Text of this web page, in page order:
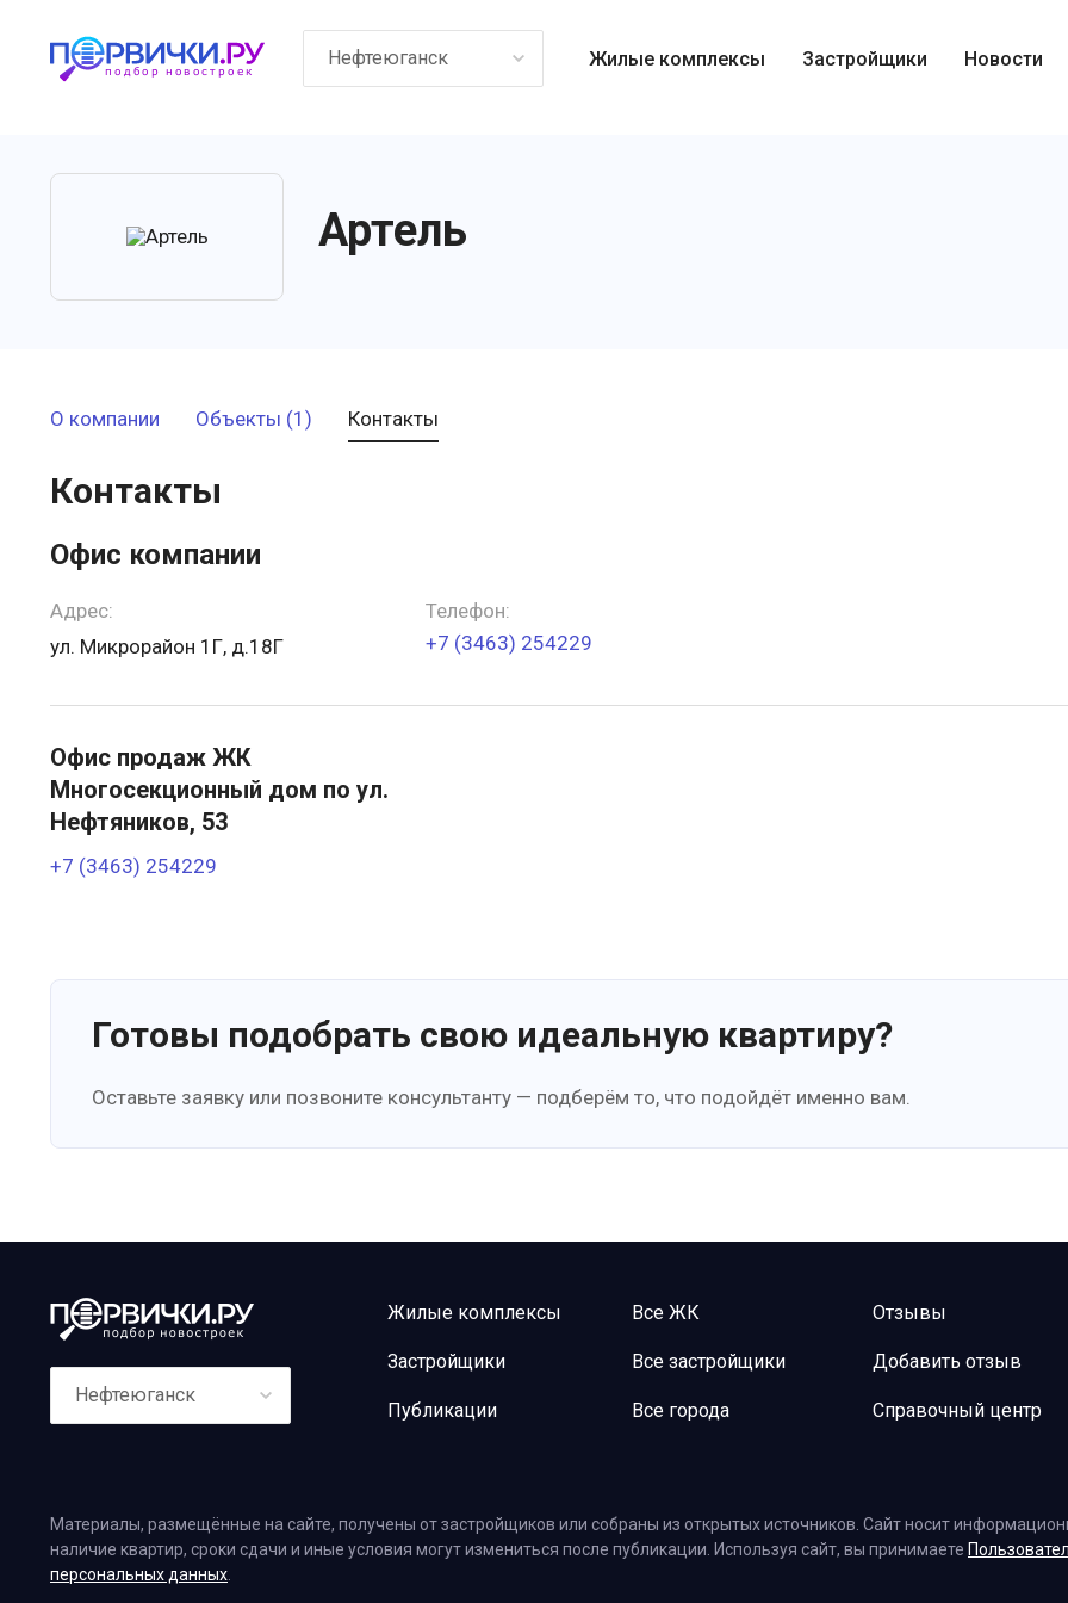
Нефтеюганск Жилые комплексы Застройщики Новости
Артель
О компании Объекты (1) Контакты
Контакты
Офис компании
Адрес:
ул. Микрорайон 1Г, д.18Г
Телефон:
+7 (3463) 254229
Офис продаж ЖК
Многосекционный дом по ул.
Нефтяников, 53
+7 (3463) 254229
Готовы подобрать свою идеальную квартиру?
Оставьте заявку или позвоните консультанту — подберём то, что подойдёт именно вам.
Нефтеюганск
Жилые комплексы
Застройщики
Публикации
Все ЖК
Все застройщики
Все города
Отзывы
Добавить отзыв
Справочный центр
Материалы, размещённые на сайте, получены от застройщиков или собраны из открытых источников. Сайт носит
наличие квартир, сроки сдачи и иные условия могут измениться после публикации. Используя сайт, вы принимаете
персональных данных